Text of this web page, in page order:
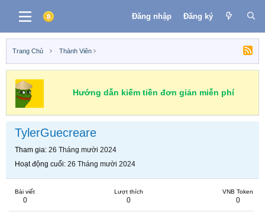
Đăng nhập Đăng ký
Trang Chủ Thành Viên
Hướng dẫn kiếm tiền đơn giản miễn phí
TylerGuecreare
Tham gia 26 Tháng mười 2024
Hoạt động cuối 26 Tháng mười 2024
Bài viết
0
Lượt thích
0
VNB Token
0